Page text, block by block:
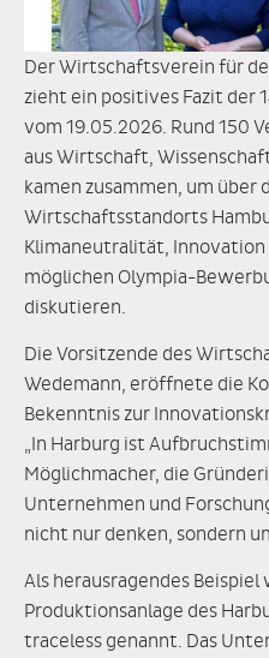
Der Wirtschaftsverein für
zieht ein positives Fazit der
vom 19.05.2026. Rund 150
aus Wirtschaft,
kamen zusammen, um über
Wirtschaftsstandorts
Klimaneutralität, Innovation
möglichen Olympia-
diskutieren.
Die Vorsitzende des
Wedemann, eröffnete die
Bekenntnis zur
„In Harburg ist
Möglichmacher, die
Unternehmen und
nicht nur denken, sondern
Als herausragendes
Produktionsanlage des
traceless genannt. Das